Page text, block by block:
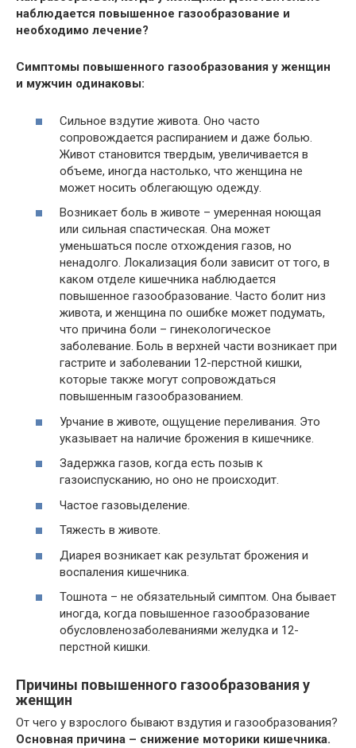
наблюдается повышенное газообразование и
необходимо лечение?
Симптомы повышенного газообразования у женщин
и мужчин одинаковы:
Сильное вздутие живота. Оно часто
сопровождается распиранием и даже болью.
Живот становится твердым, увеличивается в
объеме, иногда настолько, что женщина не
может носить облегающую одежду.
Возникает боль в животе – умеренная ноющая
или сильная спастическая. Она может
уменьшаться после отхождения газов, но
ненадолго. Локализация боли зависит от того, в
каком отделе кишечника наблюдается
повышенное газообразование. Часто болит низ
живота, и женщина по ошибке может подумать,
что причина боли – гинекологическое
заболевание. Боль в верхней части возникает при
гастрите и заболевании 12-перстной кишки,
которые также могут сопровождаться
повышенным газообразованием.
Урчание в животе, ощущение переливания. Это
указывает на наличие брожения в кишечнике.
Задержка газов, когда есть позыв к
газоиспусканию, но оно не происходит.
Частое газовыделение.
Тяжесть в животе.
Диарея возникает как результат брожения и
воспаления кишечника.
Тошнота – не обязательный симптом. Она бывает
иногда, когда повышенное газообразование
обусловленозаболеваниями желудка и 12-
перстной кишки.
Причины повышенного газообразования у
женщин
От чего у взрослого бывают вздутия и газообразования?
Основная причина – снижение моторики кишечника.